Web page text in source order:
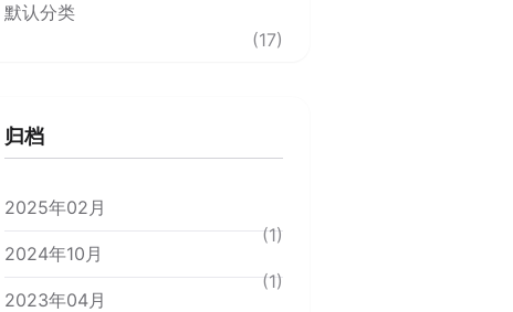
默认分类
(17)
归档
2025年02月
(1)
2024年10月
(1)
2023年04月